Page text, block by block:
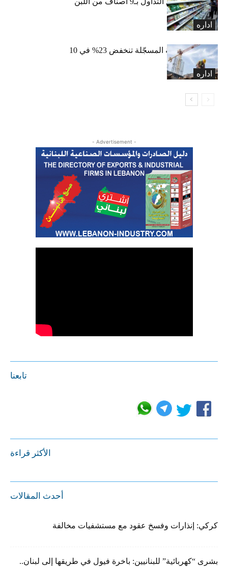
اداره
واللبنة
اداره
الرخص العقارية المسجّلة تنخفض 23% في 10
أشهر
- Advertisement -
تابعنا
الأكثر قراءة
أحدث المقالات
كركي: إنذارات وفسخ عقود مع مستشفيات مخالفة
بشرى “كهربائية” للبنانيين: باخرة فيول في طريقها إلى لبنان..